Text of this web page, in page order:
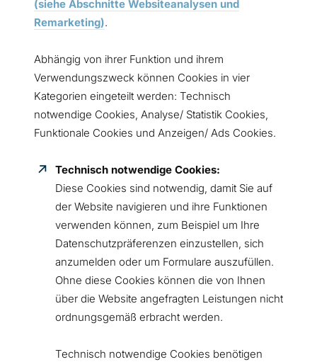
(siehe Abschnitte Websiteanalysen und
Remarketing).
Abhängig von ihrer Funktion und ihrem
Verwendungszweck können Cookies in vier
Kategorien eingeteilt werden: Technisch
notwendige Cookies, Analyse/ Statistik Cookies,
Funktionale Cookies und Anzeigen/ Ads Cookies.
Technisch notwendige Cookies:
Diese Cookies sind notwendig, damit Sie auf
der Website navigieren und ihre Funktionen
verwenden können, zum Beispiel um Ihre
Datenschutzpräferenzen einzustellen, sich
anzumelden oder um Formulare auszufüllen.
Ohne diese Cookies können die von Ihnen
über die Website angefragten Leistungen nicht
ordnungsgemäß erbracht werden.
Technisch notwendige Cookies benötigen